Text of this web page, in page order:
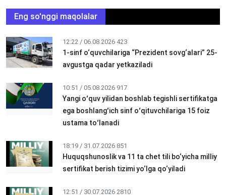
Eng so'nggi maqolalar
12:22 / 06.08.2026 423
1-sinf o‘quvchilariga “Prezident sovg‘alari” 25-
avgustga qadar yetkaziladi
10:51 / 05.08.2026 917
Yangi oʻquv yilidan boshlab tegishli sertifikatga
ega boshlangʻich sinf oʻqituvchilariga 15 foiz
ustama toʻlanadi
18:19 / 31.07.2026 851
Huquqshunoslik va 11 ta chet tili bo‘yicha milliy
sertifikat berish tizimi yo‘lga qo‘yiladi
12:51 / 30.07.2026 2810